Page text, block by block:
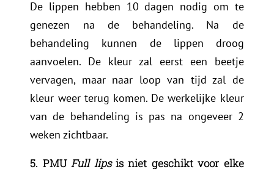
De lippen hebben 10 dagen nodig om te
genezen na de behandeling. Na de
behandeling kunnen de lippen droog
aanvoelen. De kleur zal eerst een beetje
vervagen, maar naar loop van tijd zal de
kleur weer terug komen. De werkelijke kleur
van de behandeling is pas na ongeveer 2
weken zichtbaar.
5. PMUFull lipsis niet geschikt voor elke